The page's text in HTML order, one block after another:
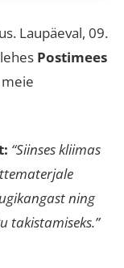
Laupäeval, 09.
Postimees
meie
“Siinses kliimas
ning
takistamiseks.”